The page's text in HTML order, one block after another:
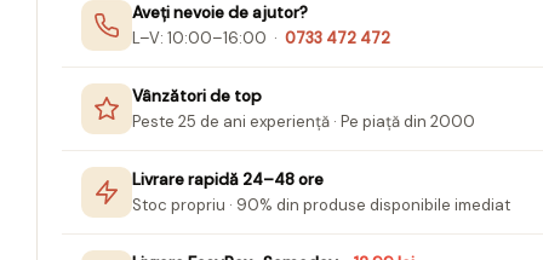
Carti Educative
Carnetele notite copii
Jurnale cu cheita, lacat,
magnet
Harti de perete
Creta scolara
Aveți nevoie de ajutor?
L–V: 10:00–16:00 · 0733 472 472
Vânzători de top
Peste 25 de ani experiență · Pe piață din 2000
Livrare rapidă 24–48 ore
Stoc propriu · 90% din produse disponibile imediat